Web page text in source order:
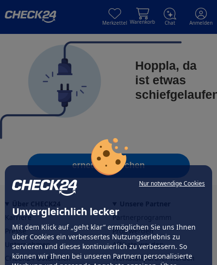
Nur notwendige Cookies
Unvergleichlich lecker
Mit dem Klick auf „geht klar” ermöglichen Sie uns Ihnen
über Cookies ein verbessertes Nutzungserlebnis zu
servieren und dieses kontinuierlich zu verbessern. So
können wir Ihnen bei unseren Partnern personalisierte
Merkzettel Warenkorb Chat Anmelden
Hoppla, da
ist etwas
erneut versuchen
Karriere
Presse
Unternehmen
CHECK24 Österreich
Partnerprogramm
Profi werden
Affiliate werden
Werkstattpartner werden